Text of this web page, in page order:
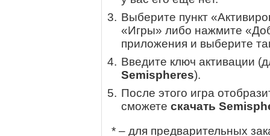
Выберите пункт
«Игры» либо нажмите
приложения и выберите
Введите ключ активации
Semispheres).
После этого игра
сможете скачать
* – для предварительных